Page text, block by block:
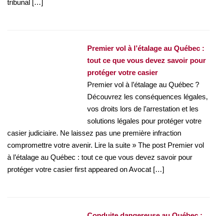
tribunal […]
Premier vol à l’étalage au Québec :
tout ce que vous devez savoir pour
protéger votre casier
Premier vol à l’étalage au Québec ?
Découvrez les conséquences légales,
vos droits lors de l’arrestation et les
solutions légales pour protéger votre
casier judiciaire. Ne laissez pas une première infraction
compromettre votre avenir. Lire la suite » The post Premier vol
à l’étalage au Québec : tout ce que vous devez savoir pour
protéger votre casier first appeared on Avocat […]